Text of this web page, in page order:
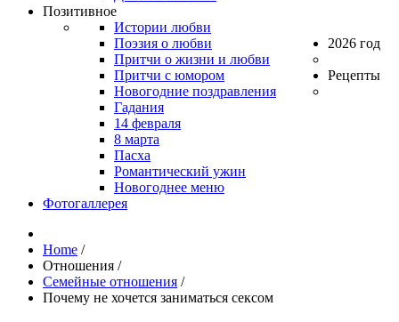
Позитивное
Истории любви
Поэзия о любви
Притчи о жизни и любви
Притчи с юмором
2026 год
Новогодние поздравления
Гадания
14 февраля
8 марта
Рецепты
Пасха
Романтический ужин
Новогоднее меню
Фотогаллерея
Home /
Отношения /
Семейные отношения /
Почему не хочется заниматься сексом